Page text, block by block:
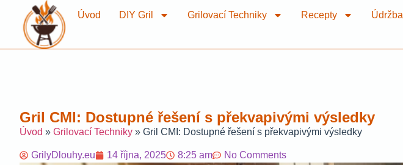
Úvod DIY Gril Grilovací Techniky Recepty Údržba
Gril CMI: Dostupné řešení s překvapivými výsledky
Úvod » Grilovací Techniky » Gril CMI: Dostupné řešení s překvapivými výsledky
GrilyDlouhy.eu 14 října, 2025 8:25 am No Comments